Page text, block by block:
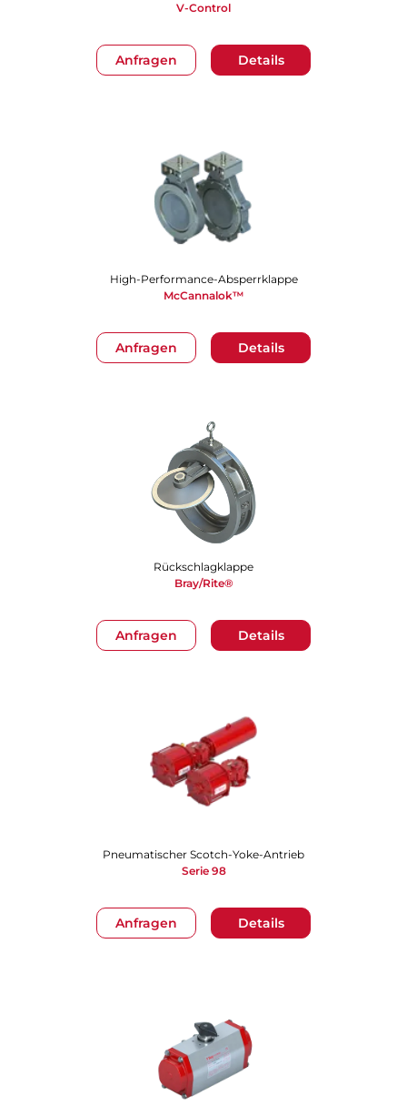
Anfragen Details
V-Control
Anfragen Details
High-Performance-Absperrklappe
McCannalok™
Anfragen Details
Rückschlagklappe
Bray/Rite®
Anfragen Details
Pneumatischer Scotch-Yoke-Antrieb
Serie 98